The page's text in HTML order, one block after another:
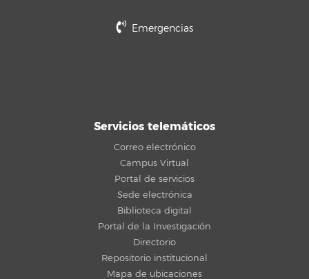
Emergencias
Servicios telemáticos
Correo electrónico
Campus Virtual
Portal de servicios
Sede electrónica
Biblioteca digital
Portal de la Investigación
Directorio
Repositorio institucional
Mapa de ubicaciones